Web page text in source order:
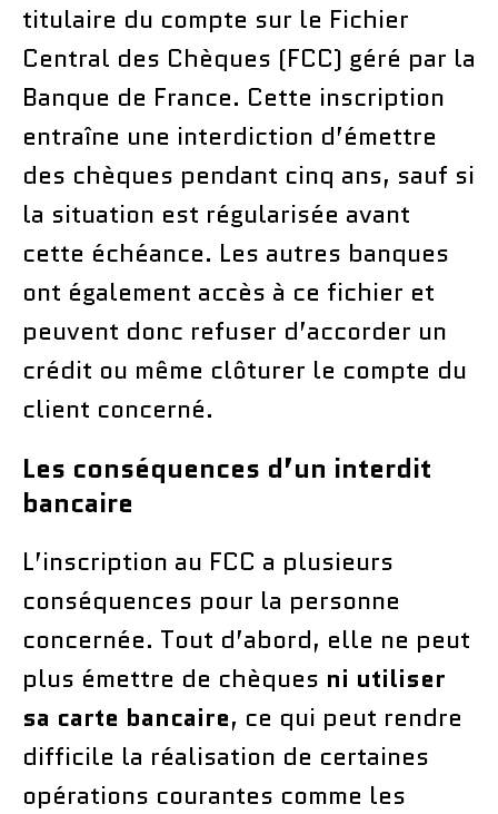
titulaire du compte sur le Fichier
Central des Chèques (FCC) géré par la
Banque de France. Cette inscription
entraîne une interdiction d’émettre
des chèques pendant cinq ans, sauf si
la situation est régularisée avant
cette échéance. Les autres banques
ont également accès à ce fichier et
peuvent donc refuser d’accorder un
crédit ou même clôturer le compte du
client concerné.
Les conséquences d’un interdit
bancaire
L’inscription au FCC a plusieurs
conséquences pour la personne
concernée. Tout d’abord, elle ne peut
plus émettre de chèques ni utiliser
sa carte bancaire, ce qui peut rendre
difficile la réalisation de certaines
opérations courantes comme les